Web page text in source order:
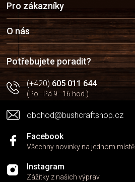
d
a
c
í
p
r
k
y
ý
s
a
t
í
Pro zákazníky
O nás
Potřebujete poradit?
(+420)605 011 644
(Po - Pá 9 - 16 hod.)
obchod@bushcraftshop.cz
Facebook
Všechny novinky na jednom místě
Instagram
Zážitky z našich výprav